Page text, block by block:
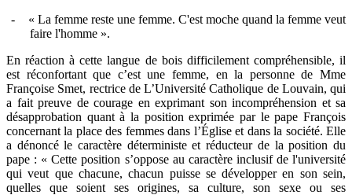
-
« La femme reste une femme. C'est moche quand la femme veut
faire l'homme ».
En réaction à cette langue de bois difficilement compréhensible, il
est réconfortant que c’est une femme, en la personne de Mme
Françoise Smet, rectrice de L’Université Catholique de Louvain, qui
a fait preuve de courage en exprimant son incompréhension et sa
désapprobation quant à la position exprimée par le pape François
concernant la place des femmes dans l’Église et dans la société. Elle
a dénoncé le caractère déterministe et réducteur de la position du
pape : « Cette position s’oppose au caractère inclusif de l'université
qui veut que chacune, chacun puisse se développer en son sein,
quelles que soient ses origines, sa culture, son sexe ou ses